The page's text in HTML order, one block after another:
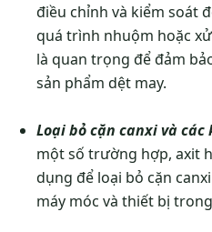
điều chỉnh và kiểm soát
quá trình nhuộm hoặc
là quan trọng để đảm
sản phẩm dệt may.
Loại bỏ cặn canxi và
một số trường hợp, axit
dụng để loại bỏ cặn
máy móc và thiết bị